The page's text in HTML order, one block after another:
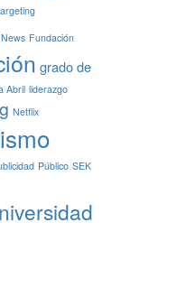
Fundación
grado de
Abril liderazgo
Netflix
Público SEK